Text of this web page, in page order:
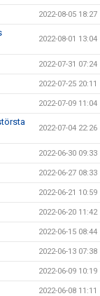
2022-08-05 18:27
2022-08-01 13:04
2022-07-31 07:24
2022-07-25 20:11
2022-07-09 11:04
2022-07-04 22:26
2022-06-30 09:33
2022-06-27 08:33
2022-06-21 10:59
2022-06-20 11:42
2022-06-15 08:44
2022-06-13 07:38
2022-06-09 10:19
2022-06-08 11:11